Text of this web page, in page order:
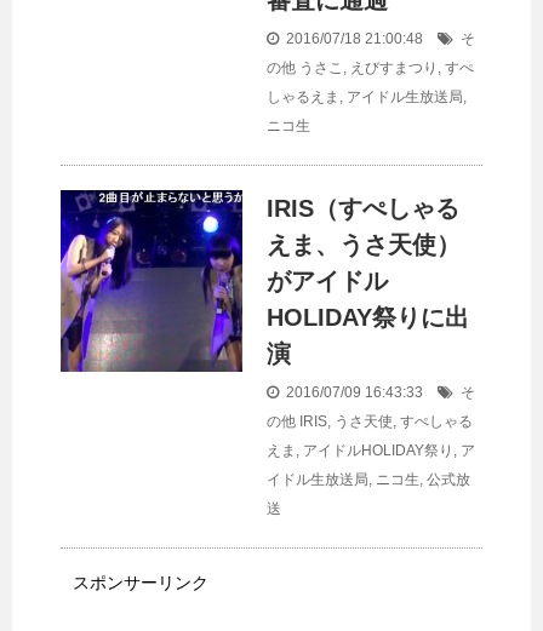
2016/07/18 21:00:48
そ
の他 うさこ , えびすまつり , すぺ
しゃるえま , アイドル生放送局,
ニコ生
IRIS（すぺしゃる
えま、うさ天使）
がアイドル
HOLIDAY祭りに出
演
2016/07/09 16:43:33
そ
の他 IRIS, うさ天使, すぺしゃる
えま , アイドルHOLIDAY祭り , ア
イドル生放送局, ニコ生, 公式放
送
スポンサーリンク